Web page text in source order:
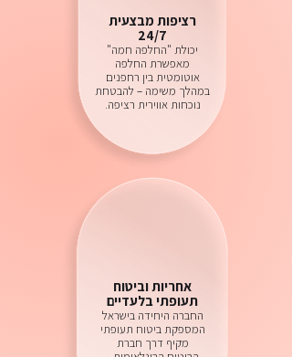
רציפות מבצעית
24/7
יכולת "החלפה חמה"
מאפשרת החלפה
אוטומטית בין רחפנים
במהלך משימה – להבטחת
נוכחות אווירית רציפה.
אחריות וביטוח
תעופתי בלעדיים
החברה היחידה בישראל
המספקת ביטוח תעופתי
מקיף דרך חברת